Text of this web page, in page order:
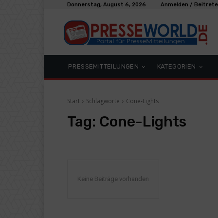
Donnerstag, August 6, 2026 Anmelden /
PRESSEMITTEILUNGEN KATEGORIEN
Start Schlagworte Cone-Lights
Tag: Cone-Lights
Keine Beiträge vorhanden